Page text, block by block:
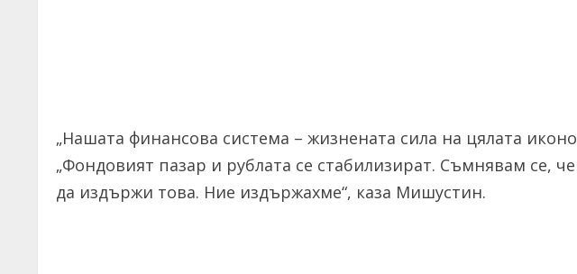
„Нашата финансова система – жизнената сила на цялата
„Фондовият пазар и рублата се стабилизират. Съмнявам се,
да издържи това. Ние издържахме“, каза Мишустин.